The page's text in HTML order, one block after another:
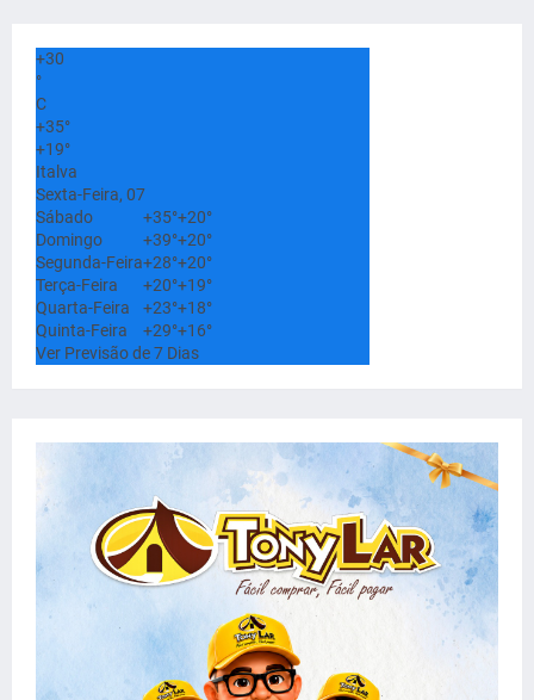
+30
°
C
+35°
+19°
Italva
Sexta-Feira, 07
Sábado
+35°+20°
Domingo
+39°+20°
Segunda-Feira+28°+20°
Terça-Feira
+20°+19°
Quarta-Feira
+23°+18°
Quinta-Feira
+29°+16°
Ver Previsão de 7 Dias